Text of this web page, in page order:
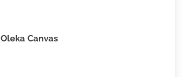
Oleka Canvas